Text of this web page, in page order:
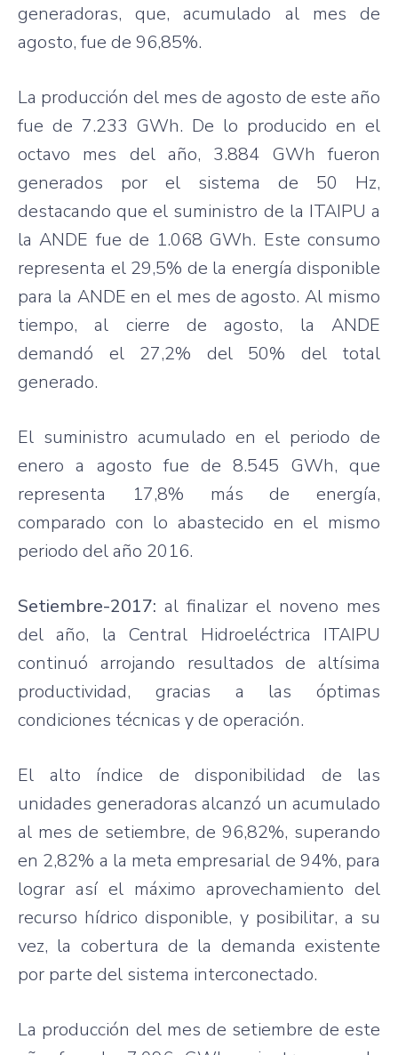
generadoras, que, acumulado al mes de
agosto, fue de 96,85%.
La producción del mes de agosto de este año
fue de 7.233 GWh. De lo producido en el
octavo mes del año, 3.884 GWh fueron
generados por el sistema de 50 Hz,
destacando que el suministro de la ITAIPU a
la ANDE fue de 1.068 GWh. Este consumo
representa el 29,5% de la energía disponible
para la ANDE en el mes de agosto. Al mismo
tiempo, al cierre de agosto, la ANDE
demandó el 27,2% del 50% del total
generado.
El suministro acumulado en el periodo de
enero a agosto fue de 8.545 GWh, que
representa 17,8% más de energía,
comparado con lo abastecido en el mismo
periodo del año 2016.
Setiembre-2017: al finalizar el noveno mes
del año, la Central Hidroeléctrica ITAIPU
continuó arrojando resultados de altísima
productividad, gracias a las óptimas
condiciones técnicas y de operación.
El alto índice de disponibilidad de las
unidades generadoras alcanzó un acumulado
al mes de setiembre, de 96,82%, superando
en 2,82% a la meta empresarial de 94%, para
lograr así el máximo aprovechamiento del
recurso hídrico disponible, y posibilitar, a su
vez, la cobertura de la demanda existente
por parte del sistema interconectado.
La producción del mes de setiembre de este